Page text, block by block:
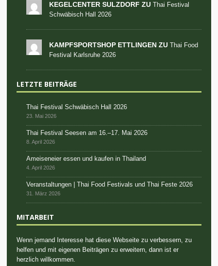
KEGELCENTER SULZDORF ZU Thai Festival
Schwäbisch Hall 2026
KAMPFSPORTSHOP ETTLINGEN ZU Thai Food
Festival Karlsruhe 2026
LETZTE BEITRÄGE
Thai Festival Schwäbisch Hall 2026
23. Mai 2026
Thai Festival Seesen am 16.–17. Mai 2026
8. April 2026
Ameiseneier essen und kaufen in Thailand
4. April 2026
Veranstaltungen | Thai Food Festivals und Thai Feste 2026
31. März 2026
MITARBEIT
Wenn jemand Interesse hat diese Webseite zu verbessern, zu
helfen und mit eigenen Beiträgen zu erweitern, dann ist er
herzlich willkommen.